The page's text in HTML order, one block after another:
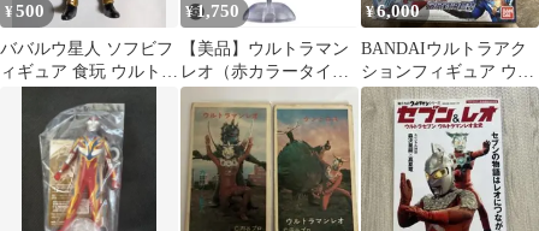
¥500
ババルウ星人 ソフビフ
ィギュア 食玩 ウルトラ
¥1,750
【美品】ウルトラマン
レオ（赤カラータイマ
ーver） アルティメッ
トルミナス20
¥6,000
BANDAIウルトラアク
ションフィギュア ウル
トラマンタイガ ＆ トレ
ギア